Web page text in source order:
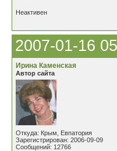
Неактивен
2007-01-16
Ирина Каменская
Автор сайта
Откуда: Крым, Евпатория
Зарегистрирован: 2006-09-09
Сообщений: 12766